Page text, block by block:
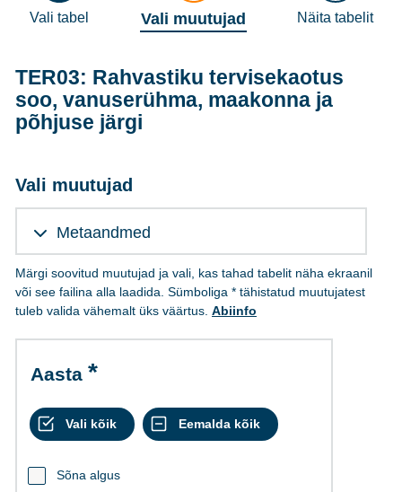
Vali tabel Vali muutujad Näita tabelit
TER03: Rahvastiku tervisekaotus
soo, vanuserühma, maakonna ja
põhjuse järgi
Vali muutujad
Metaandmed
Märgi soovitud muutujad ja vali, kas tahad tabelit näha ekraanil
või see failina alla laadida. Sümboliga * tähistatud muutujatest
tuleb valida vähemalt üks väärtus. Abiinfo
Aasta
Sõna algus